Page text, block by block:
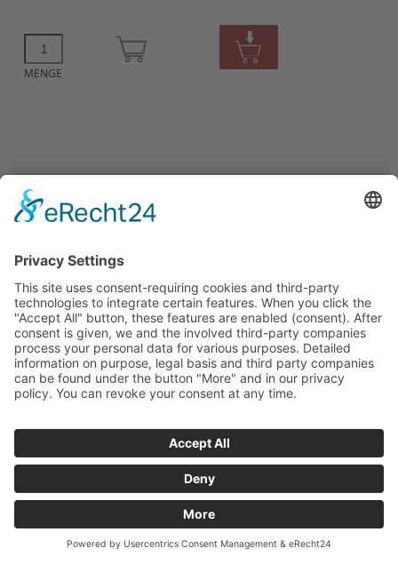
MENGE
dick
39,00 €
inkl. Mwst. inkl.
Versand